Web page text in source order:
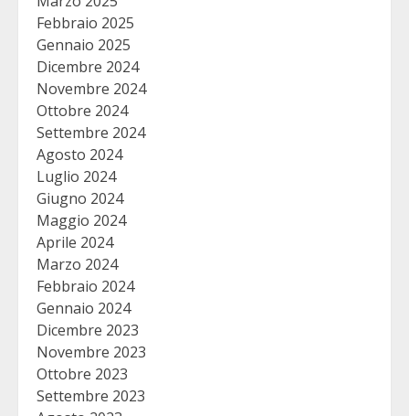
Febbraio 2025
Gennaio 2025
Dicembre 2024
Novembre 2024
Ottobre 2024
Settembre 2024
Agosto 2024
Luglio 2024
Giugno 2024
Maggio 2024
Aprile 2024
Marzo 2024
Febbraio 2024
Gennaio 2024
Dicembre 2023
Novembre 2023
Ottobre 2023
Settembre 2023